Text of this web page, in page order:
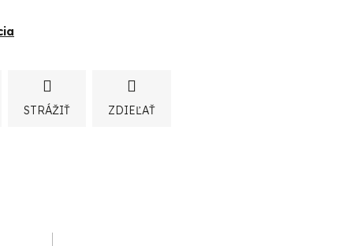
STRÁŽIŤ ZDIEĽAŤ